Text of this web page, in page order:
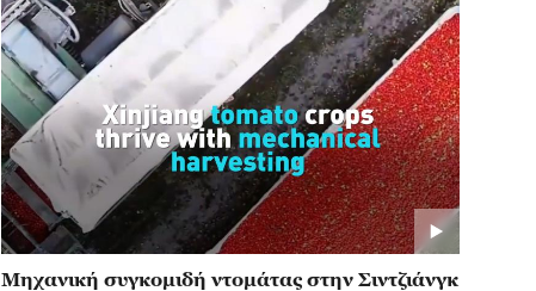
Μηχανική συγκομιδή ντομάτας στην Σιντζιάνγκ